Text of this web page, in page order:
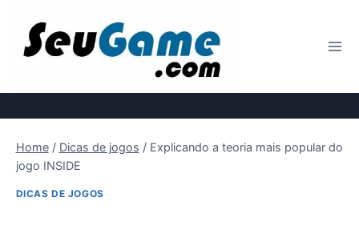
Home / Dicas de jogos / Explicando a teoria mais popular do
jogo INSIDE
DICAS DE JOGOS